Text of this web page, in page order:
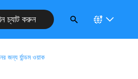
চ্যাট করুন
র্যান্ডম ওয়াক